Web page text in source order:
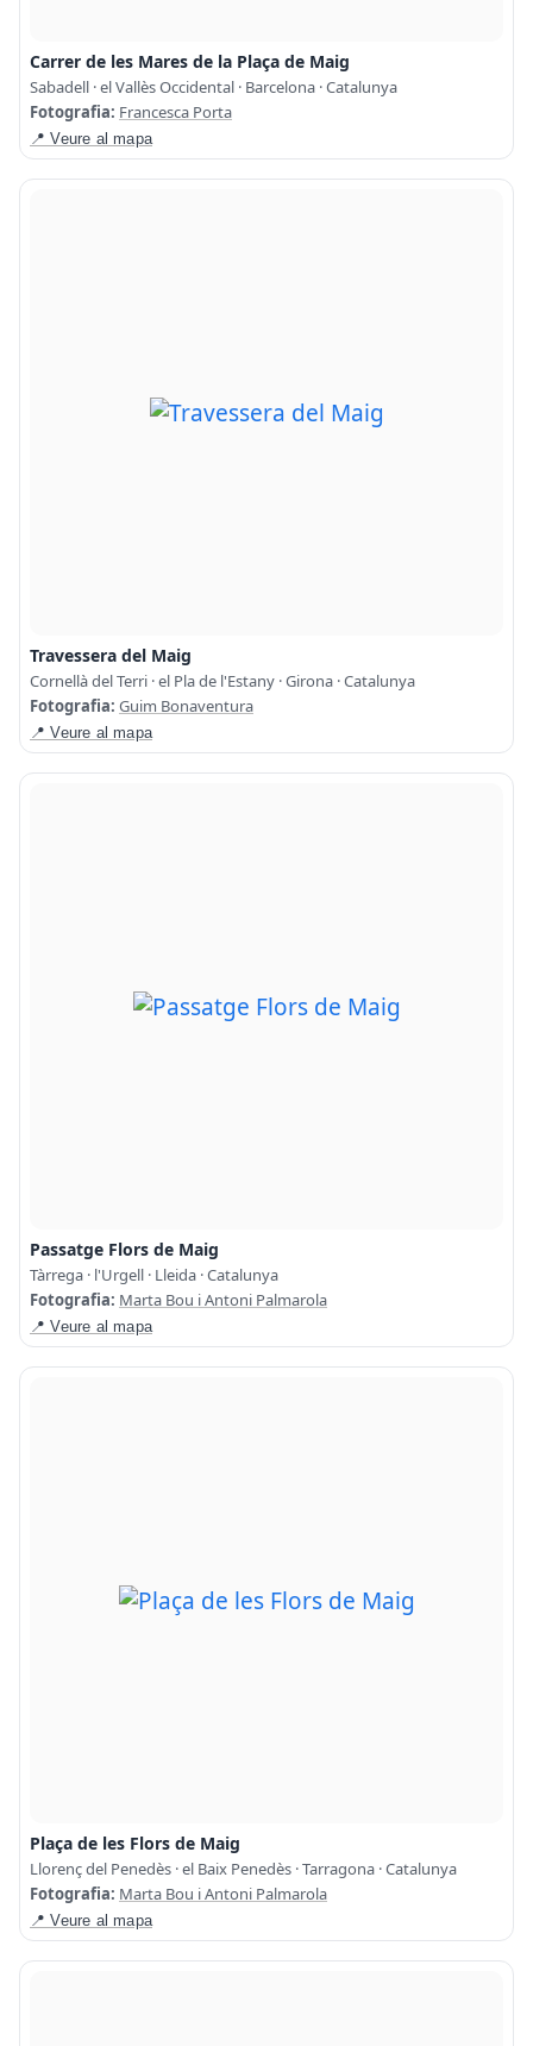
Carrer de les Mares de la Plaça de Maig
Sabadell · el Vallès Occidental · Barcelona · Catalunya
Fotografia: Francesca Porta
📍 Veure al mapa
Travessera del Maig
Cornellà del Terri · el Pla de l'Estany · Girona · Catalunya
Fotografia: Guim Bonaventura
📍 Veure al mapa
Passatge Flors de Maig
Tàrrega · l'Urgell · Lleida · Catalunya
Fotografia: Marta Bou i Antoni Palmarola
📍 Veure al mapa
Plaça de les Flors de Maig
Llorenç del Penedès · el Baix Penedès · Tarragona · Catalunya
Fotografia: Marta Bou i Antoni Palmarola
📍 Veure al mapa